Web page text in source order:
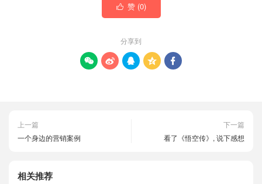
 赞 (0)
分享到
    
上一篇
一个身边的营销案例
下一篇
看了《悟空传》, 说下感想
相关推荐